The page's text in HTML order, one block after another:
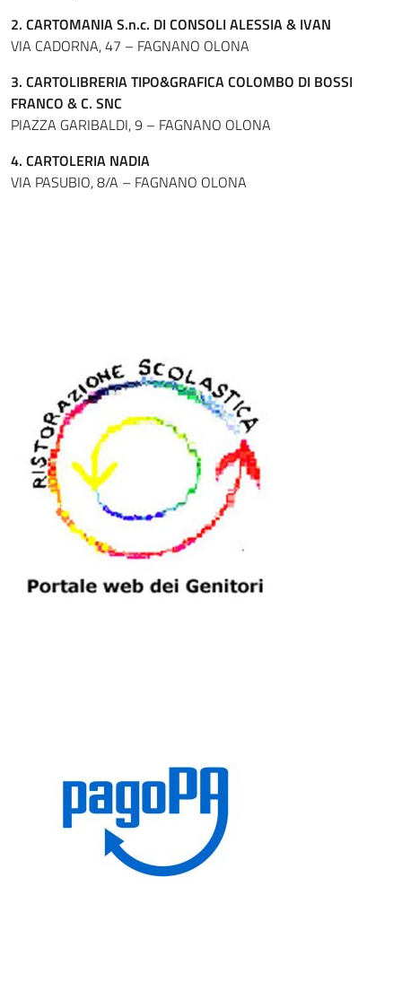
2. CARTOMANIA S.n.c. DI CONSOLI ALESSIA & IVAN
VIA CADORNA, 47 – FAGNANO OLONA
3. CARTOLIBRERIA TIPO&GRAFICA COLOMBO DI BOSSI
FRANCO & C. SNC
PIAZZA GARIBALDI, 9 – FAGNANO OLONA
4. CARTOLERIA NADIA
VIA PASUBIO, 8/A – FAGNANO OLONA